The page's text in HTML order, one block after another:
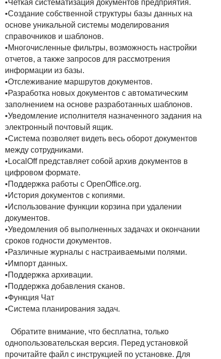
•Четкая систематизация документов предприятия.
•Создание собственной структуры базы данных на
основе уникальной системы моделирования
справочников и шаблонов.
•Многочисленные фильтры, возможность настройки
отчетов, а также запросов для рассмотрения
информации из базы.
•Отслеживание маршрутов документов.
•Разработка новых документов с автоматическим
заполнением на основе разработанных шаблонов.
•Уведомление исполнителя назначенного задания на
электронный почтовый ящик.
•Система позволяет видеть весь оборот документов
между сотрудниками.
•LocalOff представляет собой архив документов в
цифровом формате.
•Поддержка работы с OpenOffice.org.
•История документов с копиями.
•Использование функции корзина при удалении
документов.
•Уведомления об выполненных задачах и окончании
сроков годности документов.
•Различные журналы с настраиваемыми полями.
•Импорт данных.
•Поддержка архивации.
•Поддержка добавления сканов.
•Функция Чат
•Система планирования задач.
Обратите внимание, что бесплатна, только
однопользовательская версия. Перед установкой
прочитайте файл с инструкцией по установке. Для